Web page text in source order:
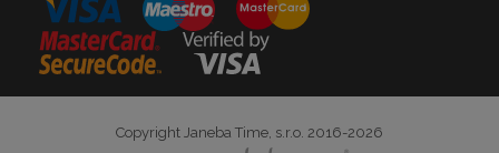
Copyright Janeba Time, s.r.o. 2016-2026